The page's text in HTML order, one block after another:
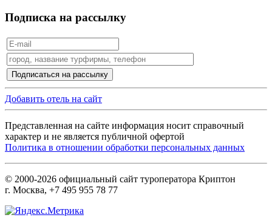
Подписка на рассылку
Добавить отель на сайт
Представленная на сайте информация носит справочный
характер и не является публичной офертой
Политика в отношении обработки персональных данных
© 2000-2026 официальный сайт туроператора Криптон
г. Москва, +7 495 955 78 77